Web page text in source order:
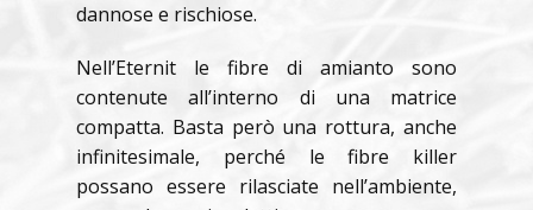
dannose e rischiose.
Nell’Eternit le fibre di amianto sono
contenute all’interno di una matrice
compatta. Basta però una rottura, anche
infinitesimale, perché le fibre killer
possano essere rilasciate nell’ambiente,